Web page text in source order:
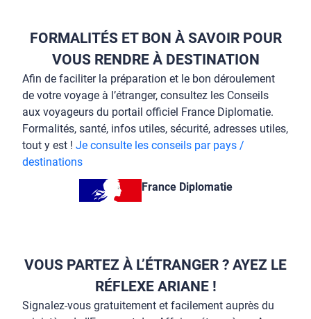
FORMALITÉS ET BON À SAVOIR POUR
VOUS RENDRE À DESTINATION
Afin de faciliter la préparation et le bon déroulement
de votre voyage à l’étranger, consultez les Conseils
aux voyageurs du portail officiel France Diplomatie.
Formalités, santé, infos utiles, sécurité, adresses utiles,
tout y est ! Je consulte les conseils par pays /
destinations
France Diplomatie
VOUS PARTEZ À L’ÉTRANGER ? AYEZ LE
RÉFLEXE ARIANE !
Signalez-vous gratuitement et facilement auprès du